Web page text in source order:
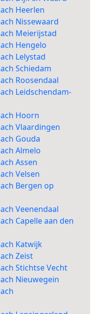
Heerlen
Nissewaard
Meierijstad
Hengelo
Lelystad
Schiedam
Roosendaal
Leidschendam-
Hoorn
Vlaardingen
Gouda
Almelo
Assen
Velsen
Bergen op
Veenendaal
Capelle aan den
Katwijk
Zeist
Stichtse Vecht
Nieuwegein